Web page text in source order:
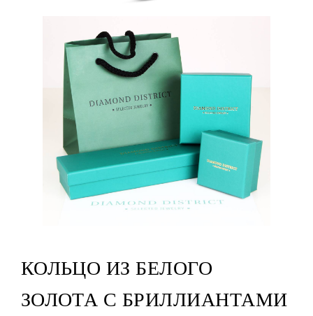
КОЛЬЦО ИЗ БЕЛОГО
ЗОЛОТА С БРИЛЛИАНТАМИ